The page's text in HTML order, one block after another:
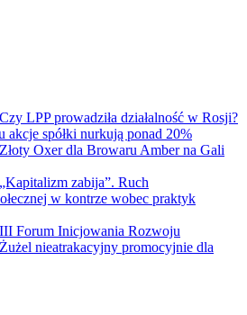
Czy LPP prowadziła działalność w Rosji?
akcje spółki nurkują ponad 20%
Złoty Oxer dla Browaru Amber na Gali
„Kapitalizm zabija”. Ruch
w kontrze wobec praktyk
III Forum Inicjowania Rozwoju
Żużel nieatrakacyjny promocyjnie dla